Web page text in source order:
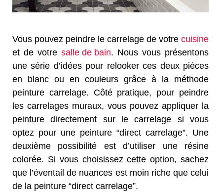
Vous pouvez peindre le carrelage de votre cuisine
et de votre salle de bain. Nous vous présentons
une série d’idées pour relooker ces deux pièces
en blanc ou en couleurs grâce à la méthode
peinture carrelage. Côté pratique, pour peindre
les carrelages muraux, vous pouvez appliquer la
peinture directement sur le carrelage si vous
optez pour une peinture “direct carrelage”. Une
deuxième possibilité est d’utiliser une résine
colorée. Si vous choisissez cette option, sachez
que l’éventail de nuances est moin riche que celui
de la peinture “direct carrelage”.